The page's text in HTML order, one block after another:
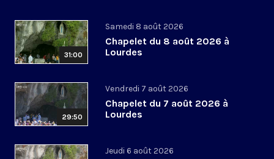
31:00
Samedi 8 août 2026
Chapelet du 8 août 2026 à
Lourdes
29:50
Vendredi 7 août 2026
Chapelet du 7 août 2026 à
Lourdes
Jeudi 6 août 2026